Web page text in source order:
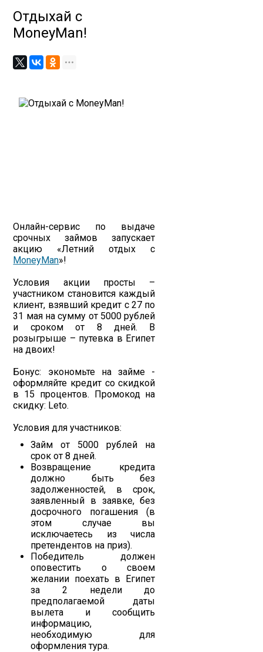
Отдыхай с
MoneyMan!
Онлайн-сервис по выдаче
срочных займов запускает
акцию «Летний отдых с
MoneyMan»!
Условия акции просты –
участником становится каждый
клиент, взявший кредит с 27 по
31 мая на сумму от 5000 рублей
и сроком от 8 дней. В
розыгрыше – путевка в Египет
на двоих!
Бонус: экономьте на займе -
оформляйте кредит со скидкой
в 15 процентов. Промокод на
скидку: Leto.
Условия для участников:
Займ от 5000 рублей на
срок от 8 дней.
Возвращение кредита
должно быть без
задолженностей, в срок,
заявленный в заявке, без
досрочного погашения (в
этом случае вы
исключаетесь из числа
претендентов на приз).
Победитель должен
оповестить о своем
желании поехать в Египет
за 2 недели до
предполагаемой даты
вылета и сообщить
информацию,
необходимую для
оформления тура.